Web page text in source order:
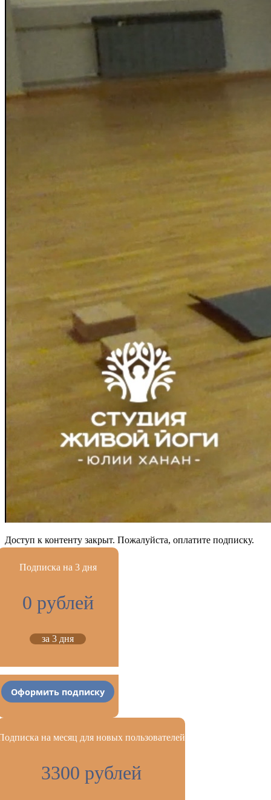
Доступ к контенту закрыт. Пожалуйста, оплатите подписку.
Подписка на 3 дня
0 рублей
за 3 дня
Оформить подписку
на месяц для новых пользователей
3300 рублей